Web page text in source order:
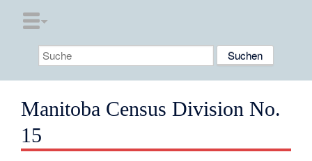
Manitoba Census Division No.
15